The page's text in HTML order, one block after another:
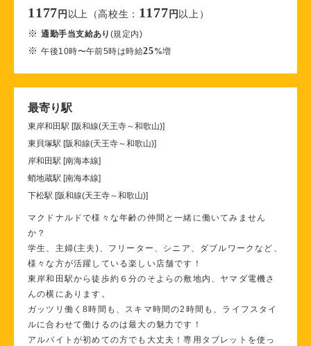
1177 円 以上（高校生： 1177 円 以上）
※通勤手当支給あり (規定内)
※午後10時〜午前5時は時給25%増
最寄り駅
東岸和田駅 [阪和線(天王寺～和歌山)]
東貝塚駅 [阪和線(天王寺～和歌山)]
岸和田駅 [南海本線]
蛸地蔵駅 [南海本線]
下松駅 [阪和線(天王寺～和歌山)]
マクドナルドで様々な年齢の仲間と一緒に働いてみません
か？
学生、主婦(主夫)、フリーター、シニア、ダブルワークなど、
様々な方が活躍している楽しい店舗です！
東岸和田駅から徒歩約６分のそよらの敷地内、ヤマダ電機さ
んの横にあります。
ガッツリ働く8時間も、スキマ時間の2時間も、ライフスタイ
ルに合わせて働けるのは最大の魅力です！
アルバイトが初めての方でも大丈夫！専用タブレットを使っ